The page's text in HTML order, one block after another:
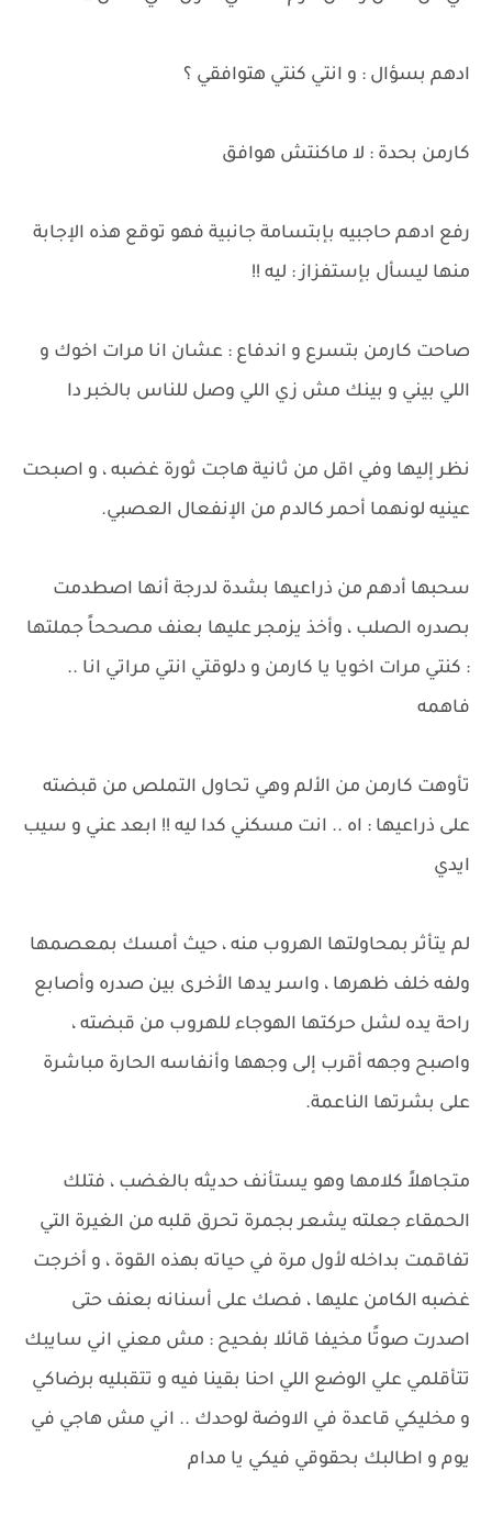
ادهم بسؤال : و انتي كنتي هتوافقي ؟
كارمن بحدة : لا ماكنتش هوافق
رفع ادهم حاجبيه بإبتسامة جانبية فهو توقع هذه الإجابة
منها ليسأل بإستفزاز : ليه !!
صاحت كارمن بتسرع و اندفاع : عشان انا مرات اخوك و
اللي بيني و بينك مش زي اللي وصل للناس بالخبر دا
نظر إليها وفي اقل من ثانية هاجت ثورة غضبه ، و اصبحت
عينيه لونهما أحمر كالدم من الإنفعال العصبي.
سحبها أدهم من ذراعيها بشدة لدرجة أنها اصطدمت
بصدره الصلب ، وأخذ يزمجر عليها بعنف مصححاً جملتها
: كنتي مرات اخويا يا كارمن و دلوقتي انتي مراتي انا ..
فاهمه
تأوهت كارمن من الألم وهي تحاول التملص من قبضته
على ذراعيها : اه .. انت مسكني كدا ليه !! ابعد عني و سيب
ايدي
لم يتأثر بمحاولتها الهروب منه ، حيث أمسك بمعصمها
ولفه خلف ظهرها ، واسر يدها الأخرى بين صدره وأصابع
راحة يده لشل حركتها الهوجاء للهروب من قبضته ،
واصبح وجهه أقرب إلى وجهها وأنفاسه الحارة مباشرة
على بشرتها الناعمة.
متجاهلاً كلامها وهو يستأنف حديثه بالغضب ، فتلك
الحمقاء جعلته يشعر بجمرة تحرق قلبه من الغيرة التي
تفاقمت بداخله لأول مرة في حياته بهذه القوة ، و أخرجت
غضبه الكامن عليها ، فصك على أسنانه بعنف حتى
اصدرت صوتًا مخيفا قائلا بفحيح : مش معني اني سايبك
تتأقلمي علي الوضع اللي احنا بقينا فيه و تتقبليه برضاكي
و مخليكي قاعدة في الاوضة لوحدك .. اني مش هاجي في
يوم و اطالبك بحقوقي فيكي يا مدام